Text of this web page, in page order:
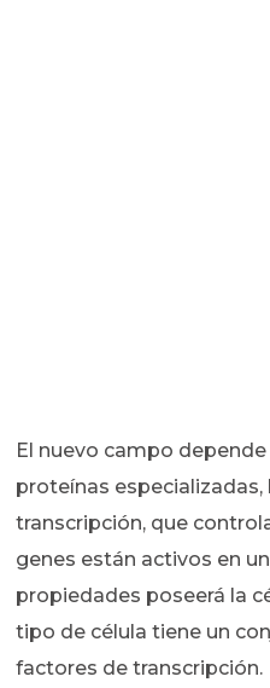
El nuevo campo
proteínas
transcripción, que
genes están activos en
propiedades poseerá la
tipo de célula tiene un
factores de transcripción.